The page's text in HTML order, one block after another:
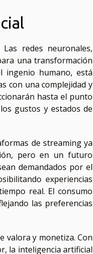
redes neuronales,
una transformación
ingenio humano, está
con una complejidad y
hasta el punto
gustos y estados de
de streaming ya
pero en un futuro
demandados por el
experiencias
real. El consumo
las preferencias
valora y monetiza. Con
la inteligencia artificial